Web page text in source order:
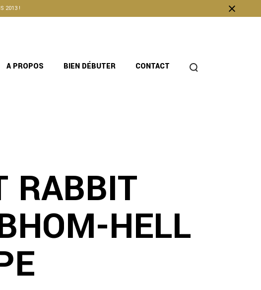
2013 !
A PROPOS BIEN DÉBUTER CONTACT
RABBIT
HELL